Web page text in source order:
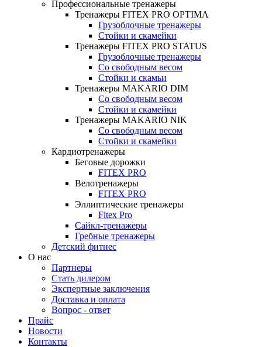
Профессиональные тренажеры
Тренажеры FITEX PRO OPTIMA
Грузоблочные тренажеры
Стойки и скамейки
Тренажеры FITEX PRO STATUS
Грузоблочные тренажеры
Со свободным весом
Стойки и скамьи
Тренажеры MAKARIO DIM
Со свободным весом
Стойки и скамейки
Тренажеры MAKARIO NIK
Со свободным весом
Стойки и скамейки
Кардиотренажеры
Беговые дорожки
FITEX PRO
Велотренажеры
FITEX PRO
Эллиптические тренажеры
Fitex Pro
Сайкл-тренажеры
Гребные тренажеры
Детский фитнес
О нас
Партнеры
Стать дилером
Экспертные заключения
Доставка и оплата
Вопрос - ответ
Прайс
Новости
Контакты